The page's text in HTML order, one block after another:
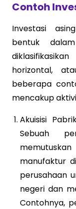
Contoh
Investasi
bentuk
horizontal,
beberapa
mencakup
Akuisisi
Sebuah
manufaktur
perusahaan
negeri dan
Contohnya,